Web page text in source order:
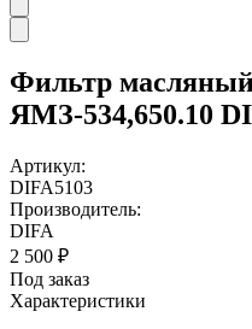
Фильтр
ЯМЗ-534,650.10
Артикул:
DIFA5103
Производитель:
DIFA
2 500 ₽
Под заказ
Характеристики